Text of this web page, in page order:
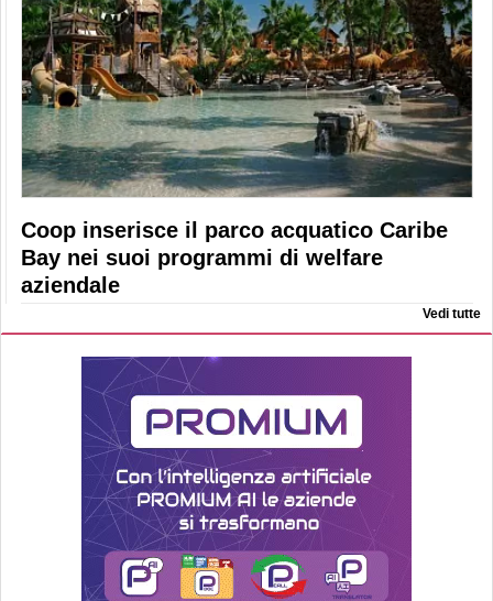
Coop inserisce il parco acquatico Caribe
Bay nei suoi programmi di welfare
aziendale
Vedi tutte